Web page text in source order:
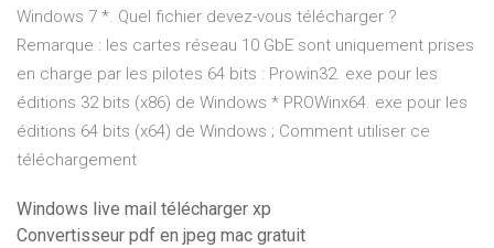
Windows 7 *. Quel fichier devez-vous télécharger ?
Remarque : les cartes réseau 10 GbE sont uniquement prises
en charge par les pilotes 64 bits : Prowin32. exe pour les
éditions 32 bits (x86) de Windows * PROWinx64. exe pour les
éditions 64 bits (x64) de Windows ; Comment utiliser ce
téléchargement
Windows live mail télécharger xp
Convertisseur pdf en jpeg mac gratuit